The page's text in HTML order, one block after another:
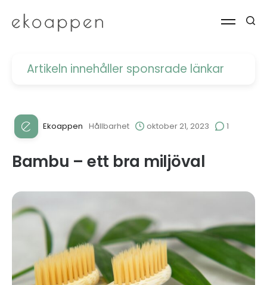
Artikeln innehåller sponsrade länkar
Ekoappen Hållbarhet oktober 21, 2023 1
Bambu – ett bra miljöval